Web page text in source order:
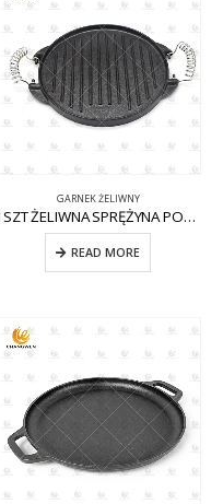
GARNEK ŻELIWNY
1SZT ŻELIWNA SPRĘŻYNA PODWÓJNA CW-CI001
READ MORE